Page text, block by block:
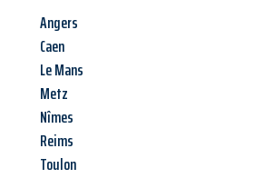
Angers
Caen
Le Mans
Metz
Nîmes
Reims
Toulon